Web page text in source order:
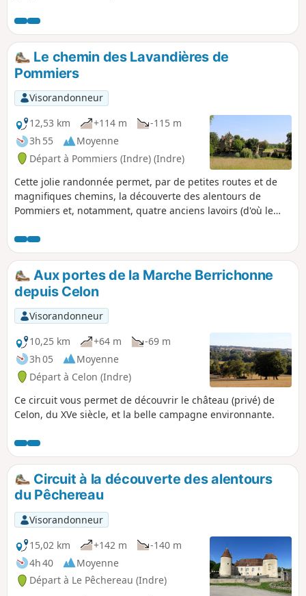
barrage d'Éguzon et sa centrale électrique.Le retour vous
amène à la Jarrige et son beau lavoir, vous descend à la
mystérieuse Fontaine des Seigneurs puis vous remonte au
troublant château de Châteaubrun et les sculptures de son
propriétaire actuel.
Le chemin des Lavandières de
Pommiers
Visorandonneur
12,53 km
+114 m
-115 m
3h 55
Moyenne
Départ à Pommiers (Indre) (Indre)
Cette jolie randonnée permet, par de petites routes et de
magnifiques chemins, la découverte des alentours de
Pommiers et, notamment, quatre anciens lavoirs (d'où le
également le très beau château privé du Châtelier, avec ses
douves, sa tour du XIIes, son donjon du XVes et son
bâtiment principal du XVIIe.
Aux portes de la Marche Berrichonne
depuis Celon
Visorandonneur
10,25 km
+64 m
-69 m
3h 05
Moyenne
Départ à Celon (Indre)
Ce circuit vous permet de découvrir le château (privé) de
Celon, du XVe siècle, et la belle campagne environnante.
Circuit à la découverte des alentours
du Pêchereau
Visorandonneur
15,02 km
+142 m
-140 m
4h 40
Moyenne
Départ à Le Pêchereau (Indre)